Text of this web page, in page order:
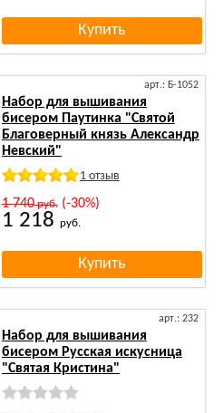
арт.: Б-1052
Набор для вышивания
бисером Паутинка "Святой
Благоверный князь Александр
Невский"
1 отзыв
1 740руб.(-30%)
1 218 руб.
арт.: 232
Набор для вышивания
бисером Русская искусница
"Святая Кристина"